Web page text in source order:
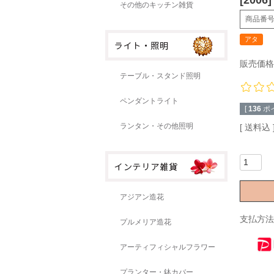
その他のキッチン雑貨
テーブル・スタンド照明
ペンダントライト
ランタン・その他照明
アジアン造花
プルメリア造花
アーティフィシャルフラワー
プランター・鉢カバー
商品番号
アタ
販売価格
[ 136 ポ
送料込
支払方法